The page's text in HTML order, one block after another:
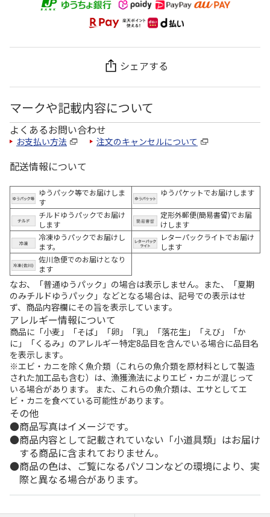
シェアする
マークや記載内容について
よくあるお問い合わせ
お支払い方法 注文のキャンセルについて
配送情報について
ゆうパック等でお届けしま
す
ゆうパケットでお届けします
チルドゆうパックでお届け
します
定形外郵便(簡易書留)でお届
けします
冷凍ゆうパックでお届けし
ます。
レターパックライトでお届け
します
佐川急便でのお届けとなり
ます
なお、「普通ゆうパック」の場合は表示しません。また、「夏期
のみチルドゆうパック」などとなる場合は、記号での表示はせ
ず、商品内容欄にその旨を表示しています。
アレルギー情報について
商品に「小麦」「そば」「卵」「乳」「落花生」「えび」「か
に」「くるみ」のアレルギー特定8品目を含んでいる場合に品目名
を表示します。
※エビ・カニを除く魚介類（これらの魚介類を原材料として製造
された加工品も含む）は、漁獲漁法によりエビ・カニが混じって
いる場合があります。 また、これらの魚介類は、エサとしてエ
ビ・カニを食べている可能性があります。
その他
商品写真はイメージです。
商品内容として記載されていない「小道具類」はお届け
する商品に含まれておりません。
商品の色は、ご覧になるパソコンなどの環境により、実
際と異なる場合があります。